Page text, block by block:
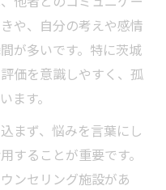
で探すには
きる居場所の特徴と
頼れる相談先の選
生きづらい人向けフ
や、自分の考えや感情
が多いです。特に茨城
価を意識しやすく、孤
ます。
まず、悩みを言葉にし
することが重要です。
ンセリング施設があ